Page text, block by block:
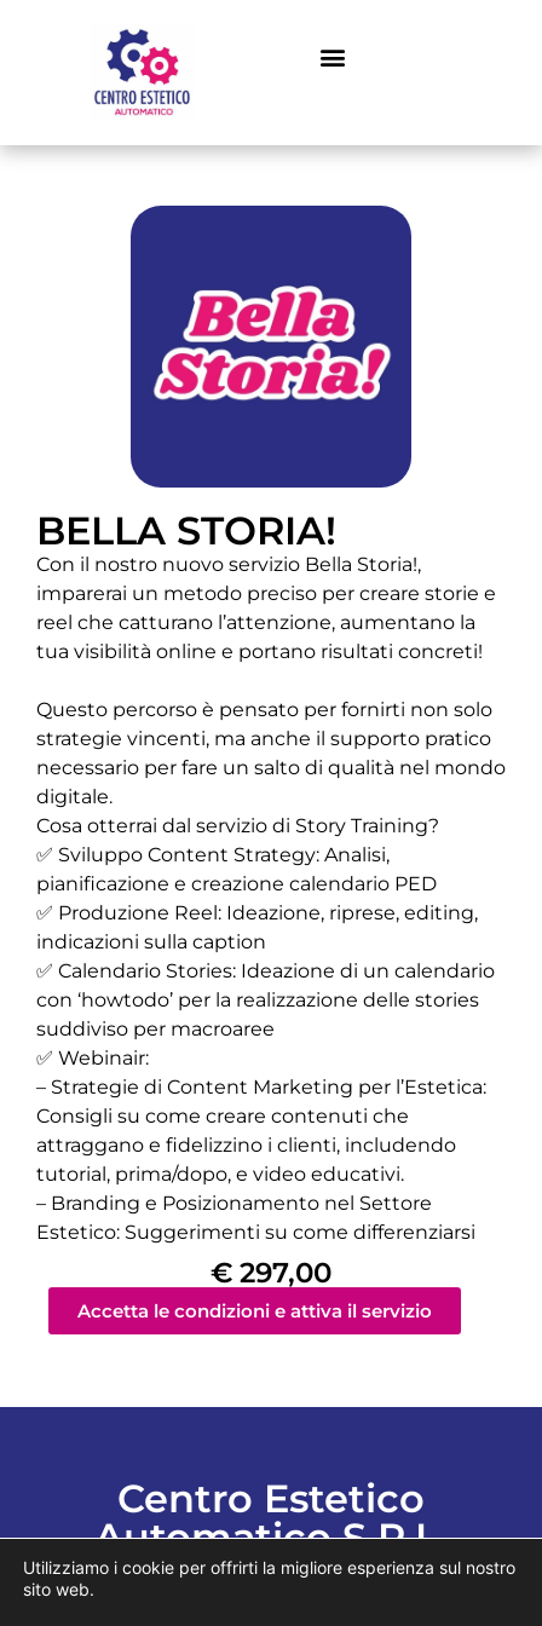
BELLA STORIA!
Con il nostro nuovo servizio Bella Storia!,
imparerai un metodo preciso per creare storie e
reel che catturano l’attenzione, aumentano la
tua visibilità online e portano risultati concreti!
Questo percorso è pensato per fornirti non solo
strategie vincenti, ma anche il supporto pratico
necessario per fare un salto di qualità nel mondo
digitale.
Cosa otterrai dal servizio di Story Training?
✅ Sviluppo Content Strategy: Analisi,
pianificazione e creazione calendario PED
✅ Produzione Reel: Ideazione, riprese, editing,
indicazioni sulla caption
✅ Calendario Stories: Ideazione di un calendario
con ‘howtodo’ per la realizzazione delle stories
suddiviso per macroaree
✅ Webinair:
– Strategie di Content Marketing per l’Estetica:
Consigli su come creare contenuti che
attraggano e fidelizzino i clienti, includendo
tutorial, prima/dopo, e video educativi.
– Branding e Posizionamento nel Settore
Estetico: Suggerimenti su come differenziarsi
€ 297,00
Accetta le condizioni e attiva il servizio
Centro Estetico
Automatico S.R.L.
Utilizziamo i cookie per offrirti la migliore esperienza sul nostro
sito web.